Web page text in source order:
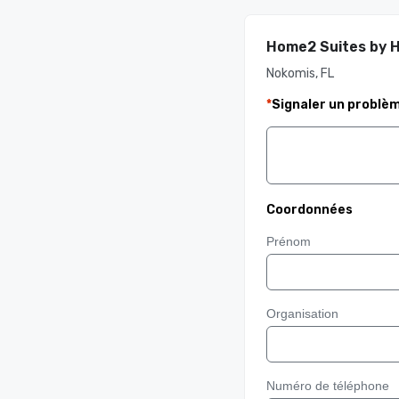
Home2 Suites by
Nokomis, FL
*Signaler un
Coordonnées
Prénom
Organisation
Numéro de téléphone